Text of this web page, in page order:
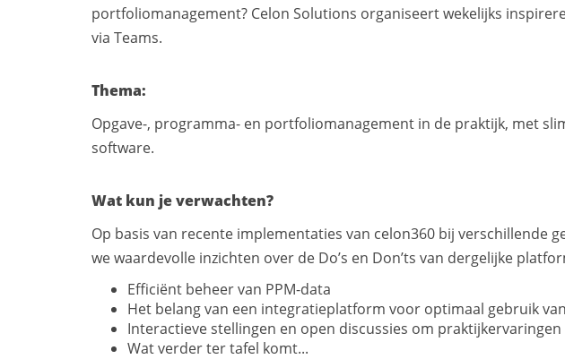
portfoliomanagement? Celon Solutions organiseert wekelijks
via Teams.
Thema:
Opgave-, programma- en portfoliomanagement in de praktijk, met
software.
Wat kun je verwachten?
Op basis van recente implementaties van celon360 bij verschillende
we waardevolle inzichten over de Do’s en Don’ts van dergelijke
Efficiënt beheer van PPM-data
Het belang van een integratieplatform voor optimaal gebruik
Interactieve stellingen en open discussies om
Wat verder ter tafel komt...